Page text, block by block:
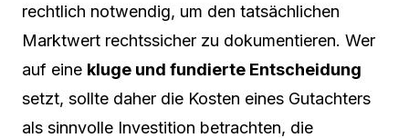
rechtlich notwendig, um den tatsächlichen
Marktwert rechtssicher zu dokumentieren. Wer
auf eine kluge und fundierte Entscheidung
setzt, sollte daher die Kosten eines Gutachters
als sinnvolle Investition betrachten, die